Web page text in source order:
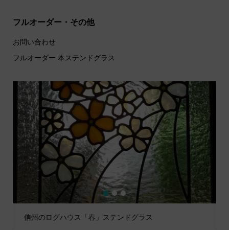
フルオーダー・その他
お問い合わせ
フルオーダー 本ステンドグラス
信州のログハウス「春」ステンドグラス
1 2 3